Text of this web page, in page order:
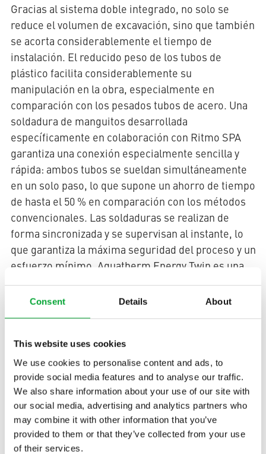
Consent Details About
This website uses cookies
We use cookies to personalise content and ads, to
provide social media features and to analyse our traffic.
We also share information about your use of our site with
our social media, advertising and analytics partners who
may combine it with other information that you’ve
provided to them or that they’ve collected from your use
of their services.
Gracias al sistema doble integrado, no solo se
reduce el volumen de excavación, sino que también
se acorta considerablemente el tiempo de
instalación. El reducido peso de los tubos de
plástico facilita considerablemente su
manipulación en la obra, especialmente en
comparación con los pesados tubos de acero. Una
soldadura de manguitos desarrollada
específicamente en colaboración con Ritmo SPA
garantiza una conexión especialmente sencilla y
rápida: ambos tubos se sueldan simultáneamente
en un solo paso, lo que supone un ahorro de tiempo
de hasta el 50 % en comparación con los métodos
convencionales. Las soldaduras se realizan de
forma sincronizada y se supervisan al instante, lo
que garantiza la máxima seguridad del proceso y un
esfuerzo mínimo. Aquatherm Energy Twin es una
estándares en la tecnología de soldadura de
Ibérica
Oficina Madrid
C/ Carpinteros, 15
28320 Pinto, Madrid (Km. 25-M506)